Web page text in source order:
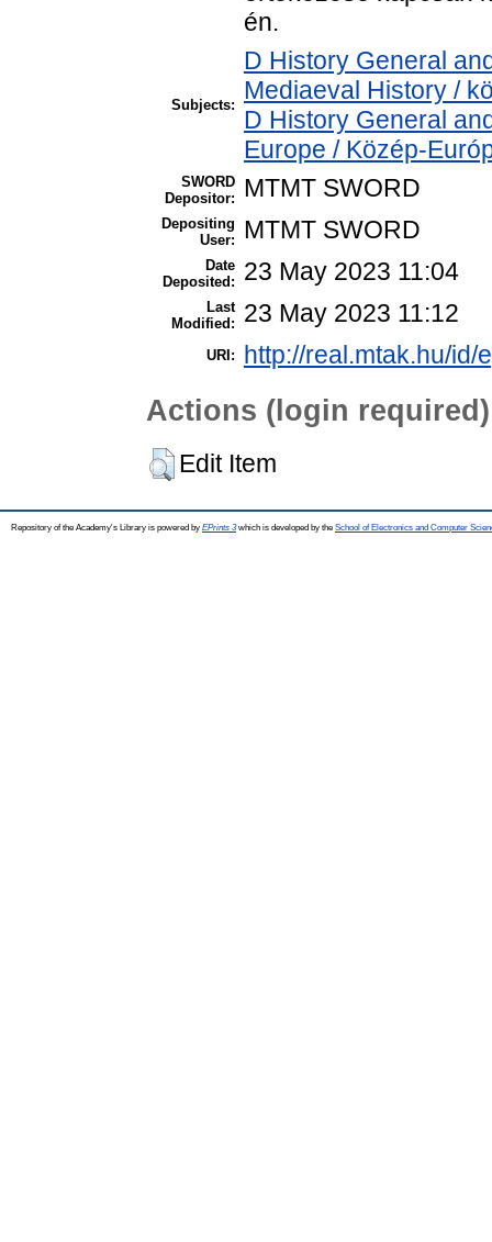
én.
Subjects:
D History General
Mediaeval History /
D History General
Europe / Közép-
SWORD
Depositor:
MTMT SWORD
Depositing
User:
MTMT SWORD
Date
Deposited:
23 May 2023 11:04
Last
Modified:
23 May 2023 11:12
URI: http://real.mtak.hu/id/
Actions (login required)
Edit Item
Repository of the Academy's Library is powered by EPrints 3which is developed by the School of Electronics and Computer